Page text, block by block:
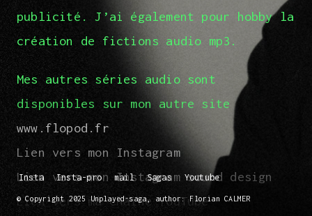
publicité. J’ai également pour hobby la
création de fictions audio mp3.
Mes autres séries audio sont
disponibles sur mon autre site
www.flopod.fr
Lien vers mon Instagram
Lien vers mon Instagram sound design
Lien vers ma chaine YouTube
Insta Insta-pro mail Sagas Youtube
© Copyright 2025 Unplayed-saga, author: Florian CALMER